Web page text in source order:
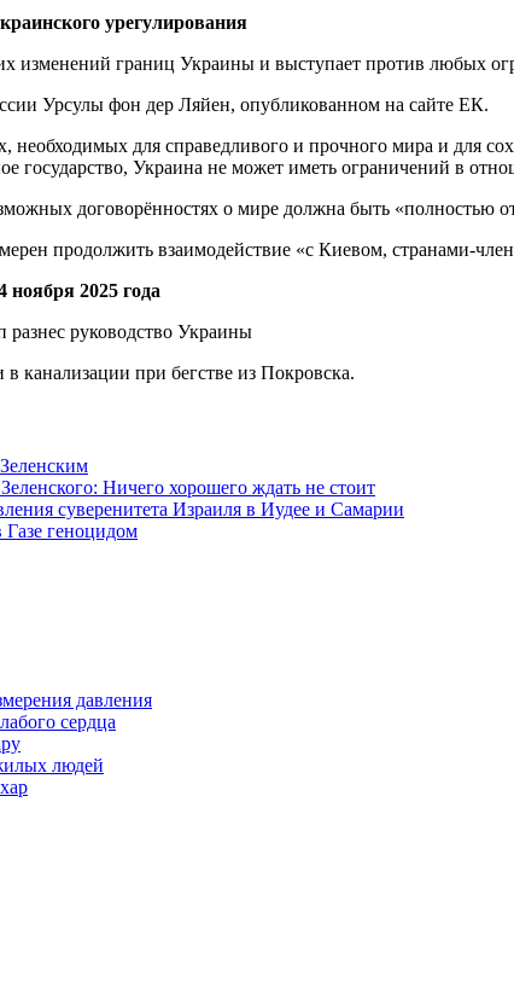
урегулирования
изменений границ Украины и выступает против любых
Урсулы фон дер Ляйен, опубликованном на сайте ЕК.
необходимых для справедливого и прочного мира и для
государство, Украина не может иметь ограничений в
договорённостях о мире должна быть «полностью
продолжить взаимодействие «с Киевом, странами-
ноября 2025 года
канализации при бегстве из Покровска.
Ничего хорошего ждать не стоит
суверенитета Израиля в Иудее и Самарии
Газе геноцидом
давления
сердца
людей